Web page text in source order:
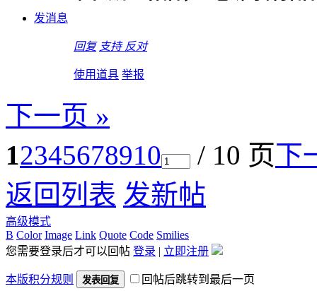
发消息
回复 支持 反对
使用道具 举报
下一页 »
12345678910 / 10 页下
返回列表 发新帖
高级模式
B Color Image Link Quote Code Smilies
您需要登录后才可以回帖 登录 | 立即注册
本版积分规则 发表回复 回帖后跳转到最后一页